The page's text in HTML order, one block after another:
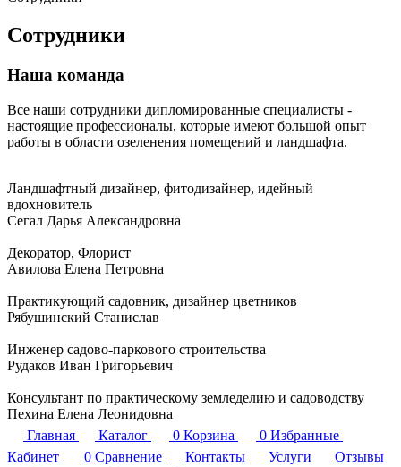
Сотрудники
Наша команда
Все наши сотрудники дипломированные специалисты -
настоящие профессионалы, которые имеют большой опыт
работы в области озеленения помещений и ландшафта.
Ландшафтный дизайнер, фитодизайнер, идейный
вдохновитель
Сегал Дарья Александровна
Декоратор, Флорист
Авилова Елена Петровна
Практикующий садовник, дизайнер цветников
Рябушинский Станислав
Инженер садово-паркового строительства
Рудаков Иван Григорьевич
Консультант по практическому земледелию и садоводству
Пехина Елена Леонидовна
Главная
Каталог 0 Корзина 0 Избранные
Кабинет
0 Сравнение Контакты Услуги
Отзывы